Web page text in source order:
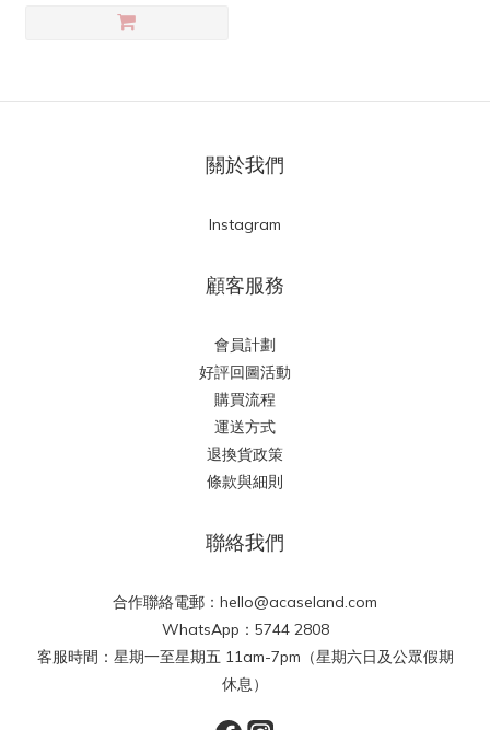
關於我們
Instagram
顧客服務
會員計劃
好評回圖活動
購買流程
運送方式
退換貨政策
條款與細則
聯絡我們
合作聯絡電郵：hello@acaseland.com
WhatsApp：5744 2808
客服時間：星期一至星期五 11am-7pm（星期六日及公眾假期
休息）